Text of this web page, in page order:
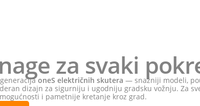
za svaki
oneS električnih skutera — snažniji modeli,
dizajn za sigurniju i ugodniju gradsku vožnju. Za
i pametnije kretanje kroz grad.